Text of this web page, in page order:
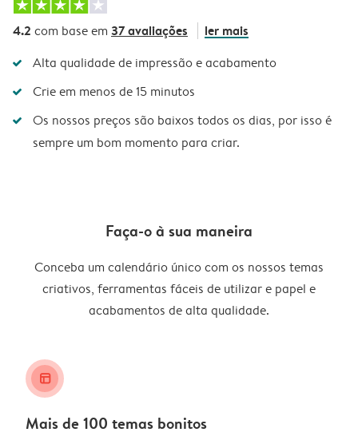
4.2 com base em 37 avaliações ler mais
Alta qualidade de impressão e acabamento
Crie em menos de 15 minutos
Os nossos preços são baixos todos os dias, por isso é
sempre um bom momento para criar.
Faça-o à sua maneira
Conceba um calendário único com os nossos temas
criativos, ferramentas fáceis de utilizar e papel e
acabamentos de alta qualidade.
layout_alt
Mais de 100 temas bonitos